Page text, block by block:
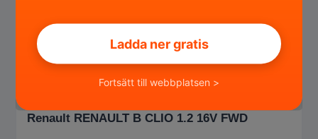
Renault RENAULT B CLIO 1.2 16V FWD
Ladda ner gratis
Fortsätt till webbplatsen >